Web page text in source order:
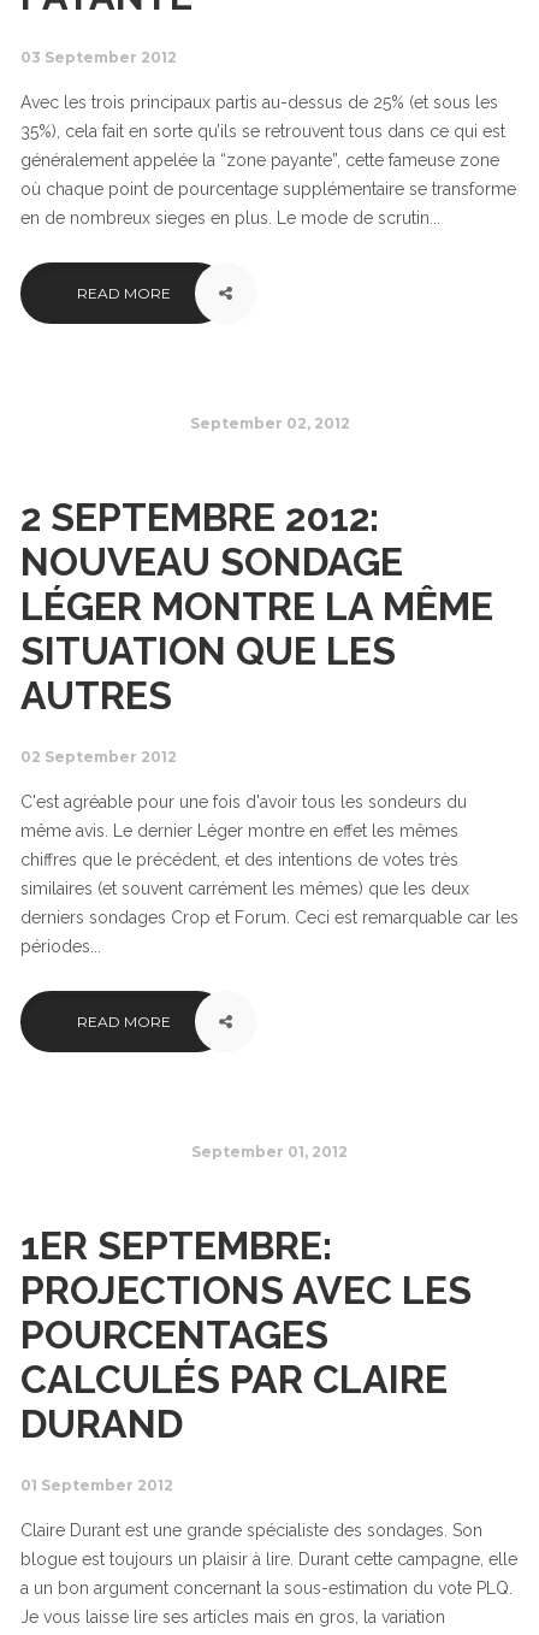
03 September 2012
Avec les trois principaux partis au-dessus de 25% (et sous les
35%), cela fait en sorte qu’ils se retrouvent tous dans ce qui est
généralement appelée la “zone payante”, cette fameuse zone
où chaque point de pourcentage supplémentaire se transforme
en de nombreux sieges en plus. Le mode de scrutin...
READ MORE
September 02, 2012
2 SEPTEMBRE 2012:
NOUVEAU SONDAGE
LÉGER MONTRE LA MÊME
SITUATION QUE LES
AUTRES
02 September 2012
C'est agréable pour une fois d'avoir tous les sondeurs du
même avis. Le dernier Léger montre en effet les mêmes
chiffres que le précédent, et des intentions de votes très
similaires (et souvent carrément les mêmes) que les deux
derniers sondages Crop et Forum. Ceci est remarquable car les
périodes...
READ MORE
September 01, 2012
1ER SEPTEMBRE:
PROJECTIONS AVEC LES
POURCENTAGES
CALCULÉS PAR CLAIRE
DURAND
01 September 2012
Claire Durant est une grande spécialiste des sondages. Son
blogue est toujours un plaisir à lire. Durant cette campagne, elle
a un bon argument concernant la sous-estimation du vote PLQ.
Je vous laisse lire ses articles mais en gros, la variation